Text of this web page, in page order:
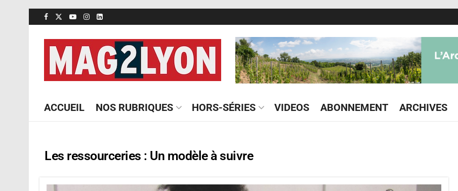
ACCUEIL NOS RUBRIQUES HORS-SÉRIES VIDEOS ABONNEMENT ARCHIVES
Les ressourceries : Un modèle à suivre